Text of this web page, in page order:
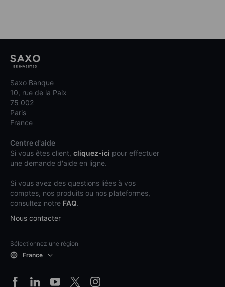
Saxo Banque
10, rue de la Paix
75 002
Paris
France
Centre d'aide
Si vous êtes client, cliquez-ici pour effectuer
une demande d'aide en ligne.
Si vous avez des questions liées à vos
comptes, nos produits ou nos plateformes,
consultez notre FAQ.
Nous contacter
Sélectionnez une région
France